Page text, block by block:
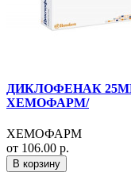
ДИКЛОФЕНАК
ХЕМОФАРМ/
ХЕМОФАРМ
от 106.00 р.
В корзину